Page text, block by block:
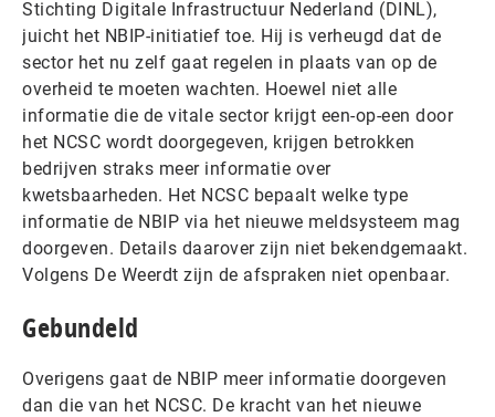
Stichting Digitale Infrastructuur Nederland (DINL),
juicht het NBIP-initiatief toe. Hij is verheugd dat de
sector het nu zelf gaat regelen in plaats van op de
overheid te moeten wachten. Hoewel niet alle
informatie die de vitale sector krijgt een-op-een door
het NCSC wordt doorgegeven, krijgen betrokken
bedrijven straks meer informatie over
kwetsbaarheden. Het NCSC bepaalt welke type
informatie de NBIP via het nieuwe meldsysteem mag
doorgeven. Details daarover zijn niet bekendgemaakt.
Volgens De Weerdt zijn de afspraken niet openbaar.
Gebundeld
Overigens gaat de NBIP meer informatie doorgeven
dan die van het NCSC. De kracht van het nieuwe